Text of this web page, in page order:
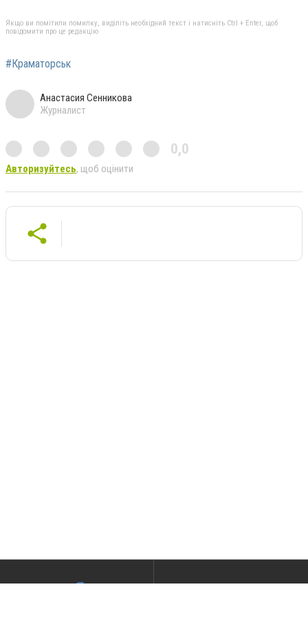
Якщо ви помітили помилку, виділіть необхідний текст і натисніть Ctrl + Enter, щоб
повідомити про це редакцію
#Краматорськ
Анастасия Сенникова
Журналист
0,0
Авторизуйтесь, щоб оцінити